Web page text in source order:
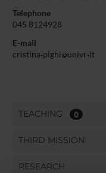
Telephone
045 8124928
E-mail
cristina pighi univr it
TEACHING 0
THIRD MISSION
RESEARCH